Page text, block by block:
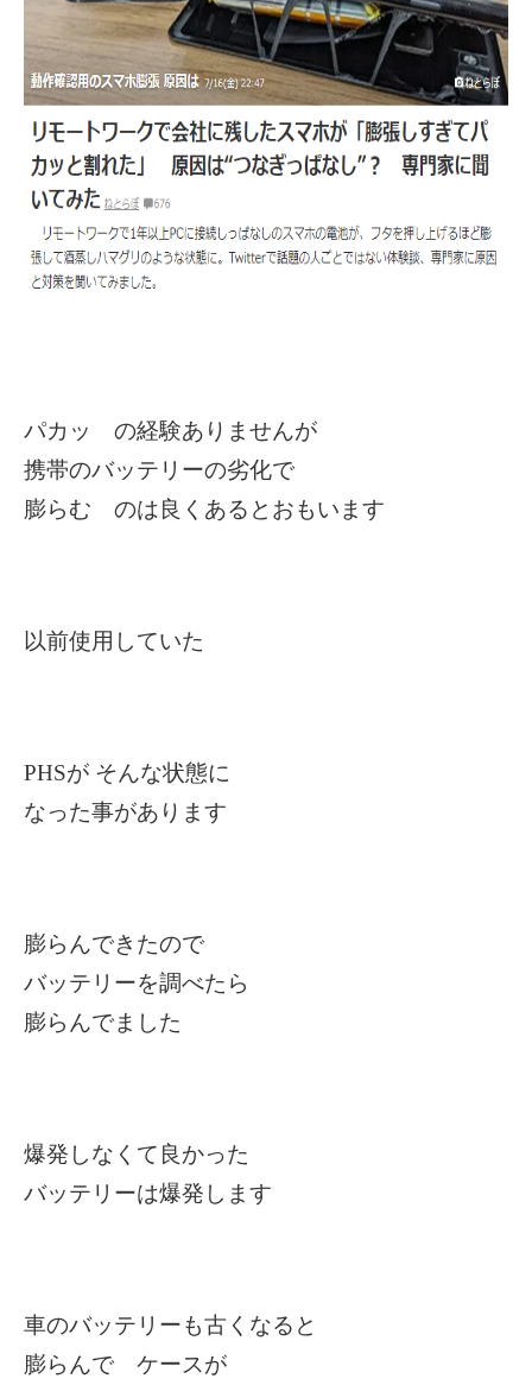
パカッ の経験ありませんが
携帯のバッテリーの劣化で
膨らむ のは良くあるとおもいます
以前使用していた
PHSが そんな状態に
なった事があります
膨らんできたので
バッテリーを調べたら
膨らんでました
爆発しなくて良かった
バッテリーは爆発します
車のバッテリーも古くなると
膨らんで ケースが